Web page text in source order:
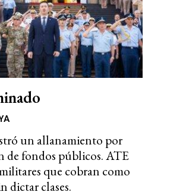
un allanamiento por
de fondos públicos. ATE
que cobran como
dictar clases.